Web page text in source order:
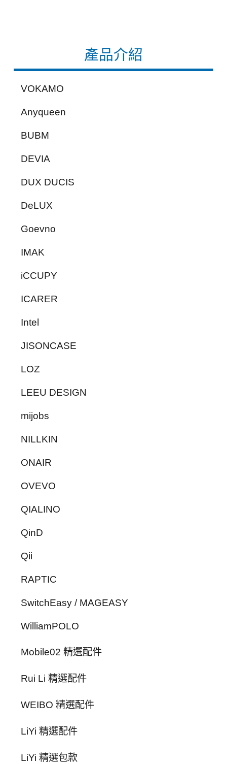
產品介紹
VOKAMO
Anyqueen
BUBM
DEVIA
DUX DUCIS
DeLUX
Goevno
IMAK
iCCUPY
ICARER
Intel
JISONCASE
LOZ
LEEU DESIGN
mijobs
NILLKIN
ONAIR
OVEVO
QIALINO
QinD
Qii
RAPTIC
SwitchEasy / MAGEASY
WilliamPOLO
Mobile02 精選配件
Rui Li 精選配件
WEIBO 精選配件
LiYi 精選配件
LiYi 精選包款